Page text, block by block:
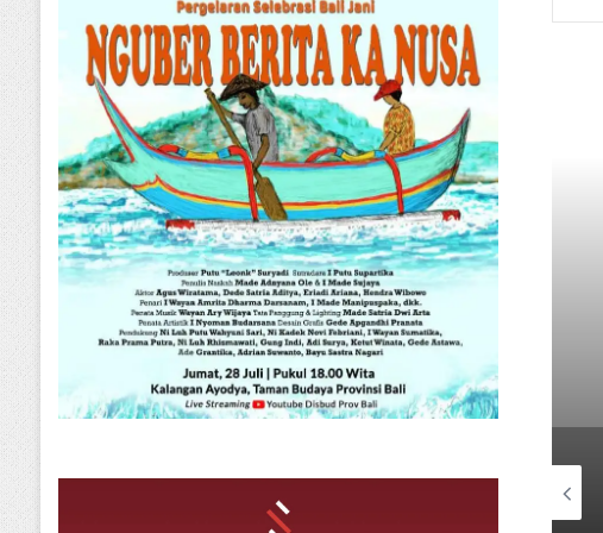
Denpasar
Senin, 09 Maret 2026
Giri Prasta Terjun Langsung Tanam
Bersama SMSI Bali di Tahura
Ngurah Rai
Kamis, 04 Desember
Kamis, 23 Juli 2026 Senin, 09 Maret 2026